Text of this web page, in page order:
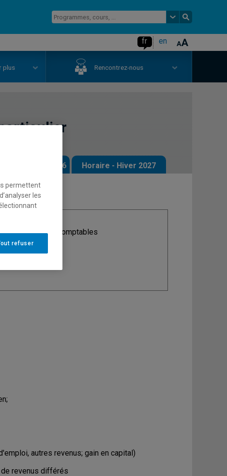
fr en
plus Rencontrez-nous
- Automne 2026 Horaire - Hiver 2027
: Sciences comptables
autres revenus; gain en capital)
revenus différés
permettent
les
refuser